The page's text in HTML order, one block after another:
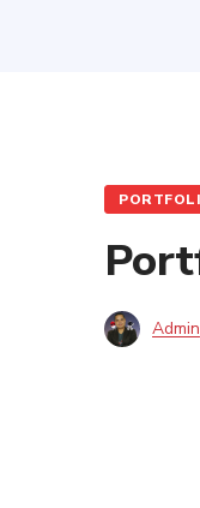
Admin